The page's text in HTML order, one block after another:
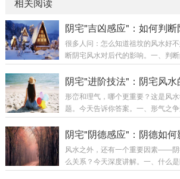
阴宅"吉凶感应"：如何判断
很多人问：怎么知道祖坟的风水好
断阴宅风水对后代的影响。一、判
实为准判断阴宅风水好坏，最重要
实：家族人丁兴旺后代财运较好后代
不稳定原则二：多代观察阴宅的影响
一代。观察代数：至少观察三代最好
要排除的因素：个人努力程度时代机
形峦和理气，哪个更重要？这是风
题。今天告诉你答案。一、形气之
为：“峦头为体，理气为用。”核心
峦头，理气再好也无用只要峦头好，
为主，峦头为辅。”核心观点：理气
要理气好，即使峦头一般，也能有
阴宅"阴德感应"：阴德如何
风水之外，还有一个重要因素——
么关系？今天深度讲解。一、什么
在暗中行善、不图回报的德行。阴